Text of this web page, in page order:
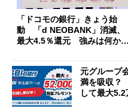
「ドコモの銀行」きょう始
動 「d NEOBANK」消滅、
最大4.5％還元 強みは何か解
元グループ
満を吸収？
して最大